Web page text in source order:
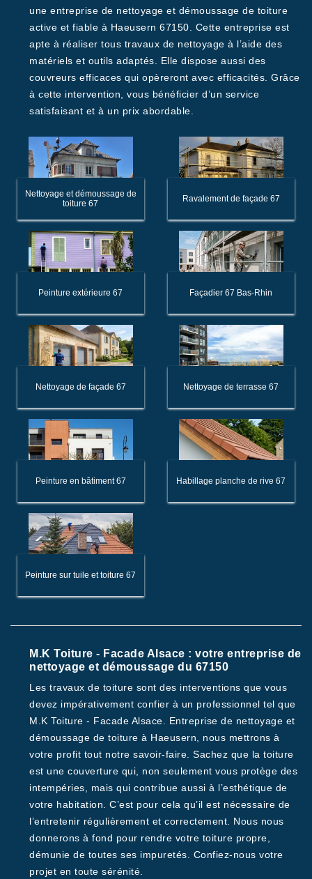
une entreprise de nettoyage et démoussage de toiture
active et fiable à Haeusern 67150. Cette entreprise est
apte à réaliser tous travaux de nettoyage à l’aide des
matériels et outils adaptés. Elle dispose aussi des
couvreurs efficaces qui opèreront avec efficacités. Grâce
à cette intervention, vous bénéficier d’un service
satisfaisant et à un prix abordable.
Nettoyage et démoussage de
toiture 67
Ravalement de façade 67
Peinture extérieure 67 Façadier 67 Bas-Rhin
Nettoyage de façade 67 Nettoyage de terrasse 67
Peinture en bâtiment 67 Habillage planche de rive 67
Peinture sur tuile et toiture 67
M.K Toiture - Facade Alsace : votre entreprise de
nettoyage et démoussage du 67150
Les travaux de toiture sont des interventions que vous
devez impérativement confier à un professionnel tel que
M.K Toiture - Facade Alsace. Entreprise de nettoyage et
démoussage de toiture à Haeusern, nous mettrons à
votre profit tout notre savoir-faire. Sachez que la toiture
est une couverture qui, non seulement vous protège des
intempéries, mais qui contribue aussi à l’esthétique de
votre habitation. C’est pour cela qu’il est nécessaire de
l’entretenir régulièrement et correctement. Nous nous
donnerons à fond pour rendre votre toiture propre,
démunie de toutes ses impuretés. Confiez-nous votre
projet en toute sérénité.